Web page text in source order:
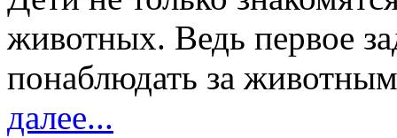
животных. Ведь первое
понаблюдать за
далее...